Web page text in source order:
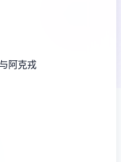
阿克戎